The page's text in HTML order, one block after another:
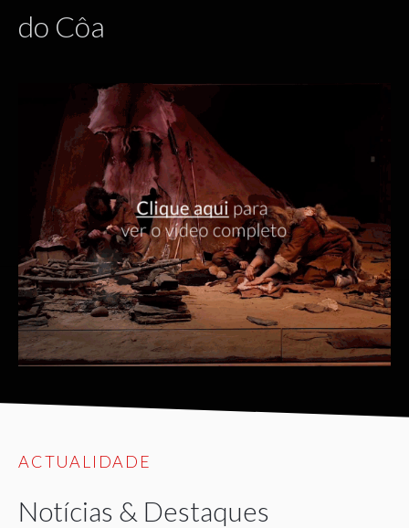
do Côa
ACTUALIDADE
Notícias & Destaques